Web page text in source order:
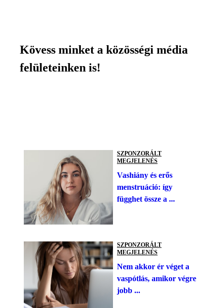
Kövess minket a közösségi média
felületeinken is!
SZPONZORÁLT
MEGJELENÉS
Vashiány és erős
menstruáció: így
függhet össze a ...
SZPONZORÁLT
MEGJELENÉS
Nem akkor ér véget a
vaspótlás, amikor végre
jobb ...